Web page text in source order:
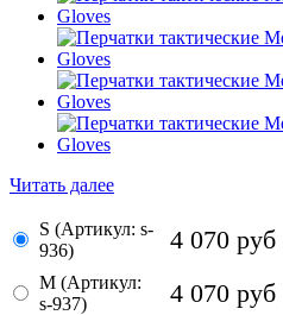
Читать далее
S (Артикул: s-
936)
4 070 руб
M (Артикул:
s-937)
4 070 руб